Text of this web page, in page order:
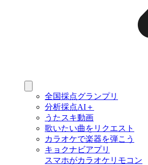
全国採点グランプリ
分析採点AI＋
うたスキ動画
歌いたい曲をリクエスト
カラオケで楽器を弾こう
キョクナビアプリ
スマホがカラオケリモコン